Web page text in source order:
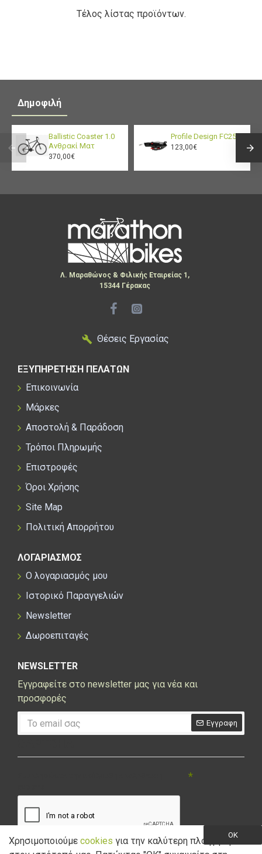
Τέλος λίστας προϊόντων.
Δημοφιλή
Ballistic Coaster 1.0
Ανθρακί Ματ
370,00€
Profile Design FC25
123,00€
Λ. Μαραθώνος & Φιλικής Εταιρείας 1,
15344 Γέρακας
Θέσεις Εργασίας
ΕΞΥΠΗΡΕΤΗΣΗ ΠΕΛΑΤΩΝ
Επικοινωνία
Μάρκες
Αποστολή & Παράδοση
Τρόποι Πληρωμής
Επιστροφές
Όροι Χρήσης
Site Map
Πολιτική Απορρήτου
ΛΟΓΑΡΙΑΣΜΟΣ
Ο λογαριασμός μου
Ιστορικό Παραγγελιών
Newsletter
Δωροεπιταγές
NEWSLETTER
Εγγραφείτε στο newsletter μας για νέα και
προσφορές
Εγγραφη
OK
Χρησιμοποιούμε cookies για την καλύτερη πλοήγηση